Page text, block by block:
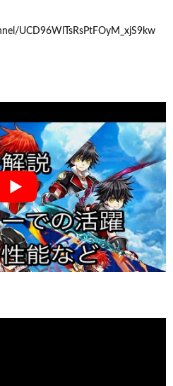
UCD96WlTsRsPtFOyM_xjS9kw